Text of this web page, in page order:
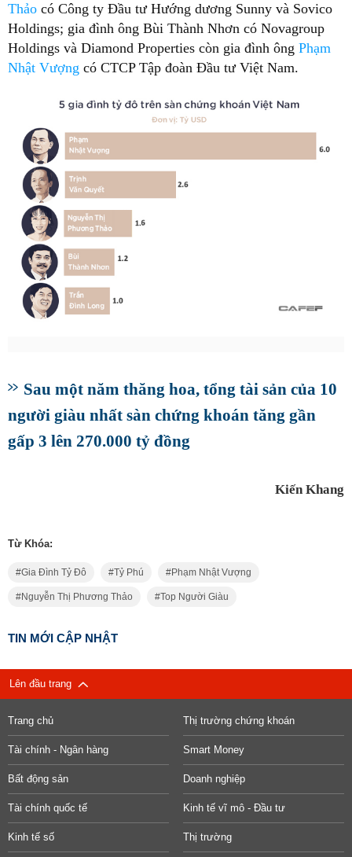
Thảo có Công ty Đầu tư Hướng dương Sunny và Sovico
Holdings; gia đình ông Bùi Thành Nhơn có Novagroup
Holdings và Diamond Properties còn gia đình ông Phạm
Nhật Vượng có CTCP Tập đoàn Đầu tư Việt Nam.
Sau một năm thăng hoa, tổng tài sản của 10
người giàu nhất sàn chứng khoán tăng gần
gấp 3 lên 270.000 tỷ đồng
Kiến Khang
Từ Khóa:
Gia Đình Tỷ Đô Tỷ Phú Phạm Nhật Vượng
Nguyễn Thị Phương Thảo Top Người Giàu
TIN MỚI CẬP NHẬT
Lên đầu trang
Trang chủ Thị trường chứng khoán
Tài chính - Ngân hàng Smart Money
Bất động sản Doanh nghiệp
Tài chính quốc tế Kinh tế vĩ mô - Đầu tư
Kinh tế số Thị trường